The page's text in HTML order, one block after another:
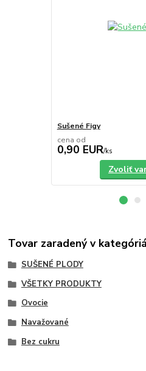
Sušené Figy
cena od
0,90 EUR/ks
Zvoliť
Tovar zaradený v
SUŠENÉ PLODY
VŠETKY PRODUKTY
Ovocie
Navažované
Bez cukru